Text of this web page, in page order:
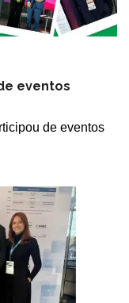
eventos
de eventos